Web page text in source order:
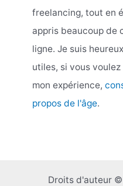
freelancing, tout en
appris beaucoup de
ligne. Je suis
utiles, si vous
mon expérience,
propos de l'âge.
Droits d'auteur